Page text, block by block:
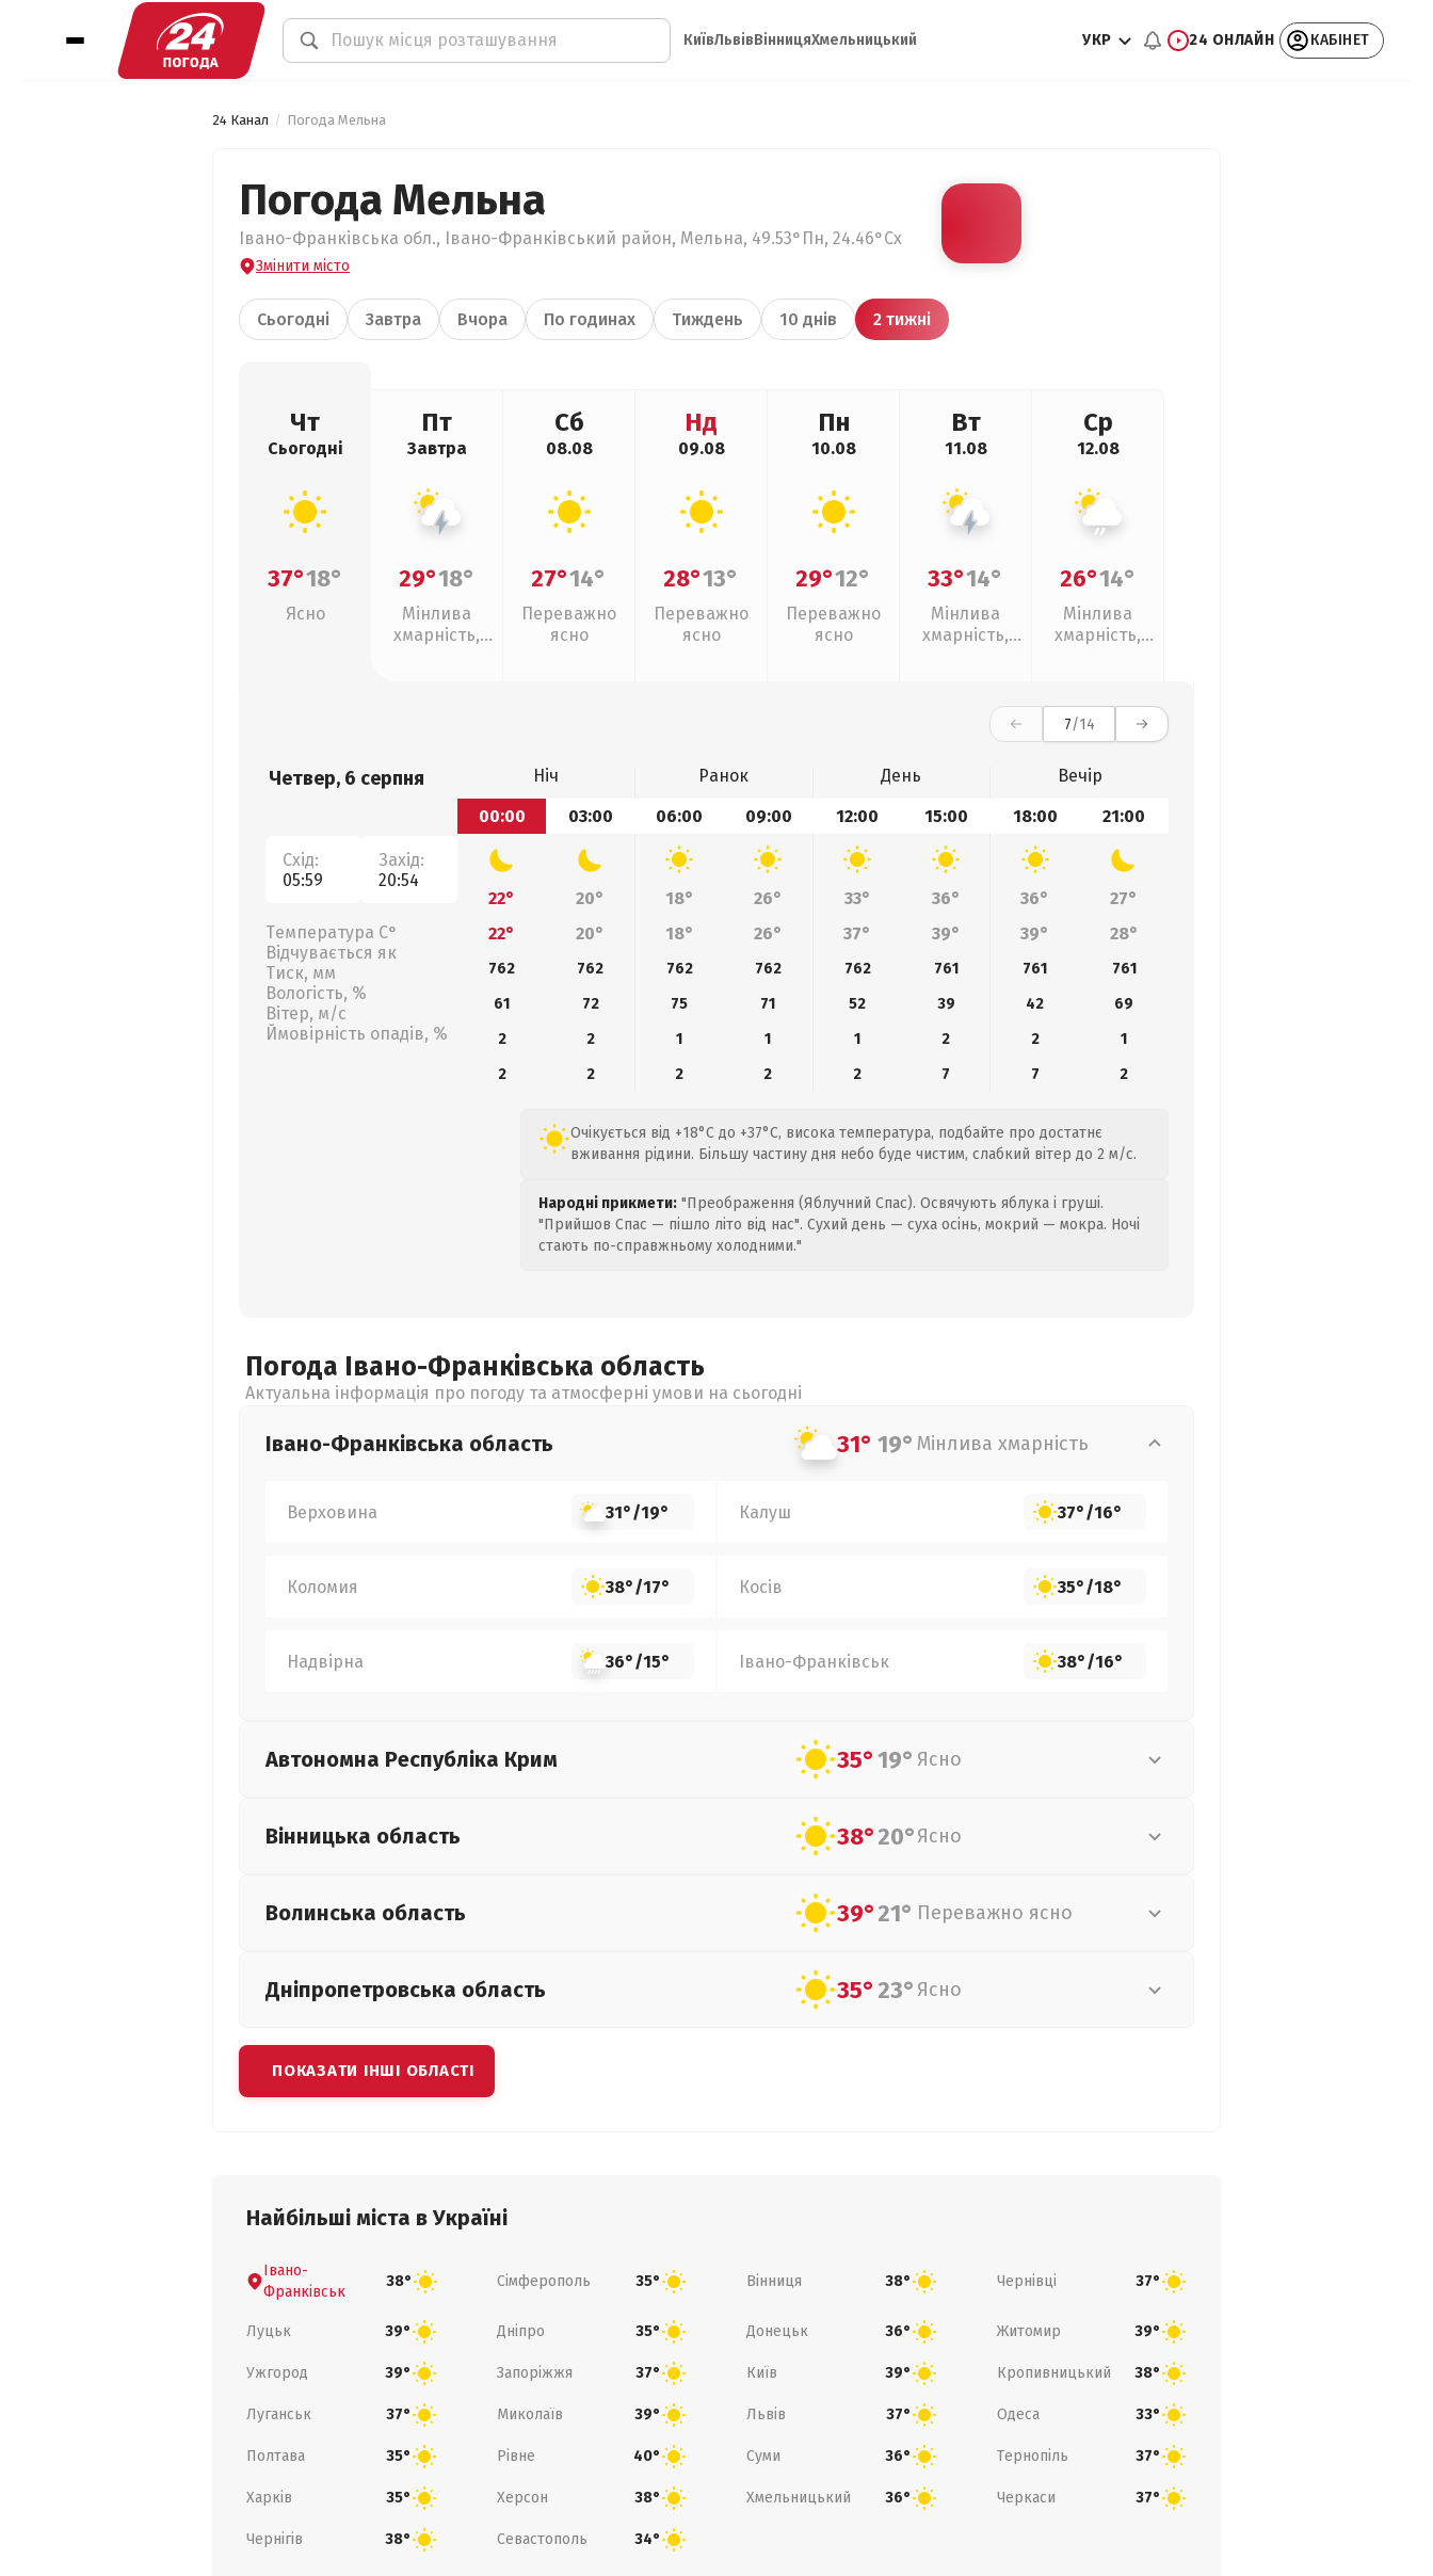
КиївЛьвівВінницяХмельницький УКР 24 ОНЛАЙН КАБІНЕТ
24 Канал Погода Мельна
Погода Мельна
Івано-Франківська обл., Івано-Франківський район, Мельна, 49.53°Пн, 24.46°Сх
Змінити місто
Сьогодні Завтра Вчора По годинах Тиждень 10 днів 2 тижні
Чт
Сьогодні
37°18°
Ясно
Пт
Завтра
29°18°
Мінлива
хмарність,
Сб
08.08
27°14°
Переважно
ясно
Нд
09.08
28°13°
Переважно
ясно
Пн
10.08
29°12°
Переважно
ясно
Вт
11.08
33°14°
Мінлива
хмарність,
Ср
12.08
26°14°
Мінлива
хмарність,
7/14
Четвер, 6 серпня
Схід:
05:59
Захід:
20:54
Температура С°
Відчувається як
Тиск, мм
Вологість, %
Вітер, м/с
Ймовірність опадів, %
Ніч Ранок День
Вечір
00:00
03:00 06:00 09:00 12:00 15:00 18:00 21:00
22° 20° 18° 26° 33° 36° 36°
27°
22°
20° 18° 26° 37° 39° 39° 28°
762 762 762 762 762 761 761
761
61
72 75 71 52 39 42
69
2
2 1 1 1 2 2
1
2
2 2 2 2 7 7 2
Очікується від +18°C до +37°C, висока температура, подбайте про достатнє
вживання рідини. Більшу частину дня небо буде чистим, слабкий вітер до 2 м/с.
Народні прикмети: "Преображення (Яблучний Спас). Освячують яблука і груші.
"Прийшов Спас — пішло літо від нас". Сухий день — суха осінь, мокрий — мокра. Ночі
стають по-справжньому холодними."
Погода Івано-Франківська область
Актуальна інформація про погоду та атмосферні умови на сьогодні
Івано-Франківська область 31° 19° Мінлива хмарність
Верховина 31°/19° Калуш 37°/16°
Коломия 38°/17° Косів 35°/18°
Надвірна 36°/15° Івано-Франківськ 38°/16°
Автономна Республіка Крим 35°19° Ясно
Вінницька область 38°20°Ясно
Волинська область 39°21° Переважно ясно
Дніпропетровська область 35°23° Ясно
ПОКАЗАТИ ІНШІ ОБЛАСТІ
Найбільші міста в Україні
Івано-
Франківськ
38° Сімферополь 35° Вінниця 38° Чернівці 37°
Луцьк 39° Дніпро 35° Донецьк 36° Житомир 39°
Ужгород 39° Запоріжжя 37° Київ 39° Кропивницький 38°
Луганськ 37° Миколаїв 39° Львів 37° Одеса 33°
Полтава 35° Рівне 40° Суми 36° Тернопіль 37°
Харків 35° Херсон 38° Хмельницький 36° Черкаси 37°
Чернігів 38° Севастополь 34°